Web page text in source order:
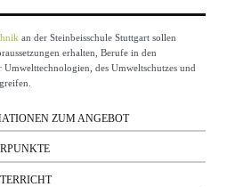
an der Steinbeisschule Stuttgart sollen
erhalten, Berufe in den
des Umweltschutzes und
ZUM ANGEBOT